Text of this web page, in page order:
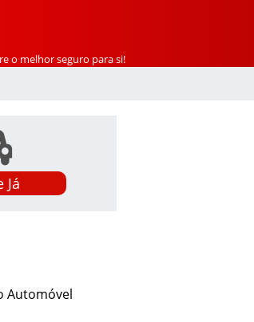
o melhor seguro para si!
Já
Automóvel